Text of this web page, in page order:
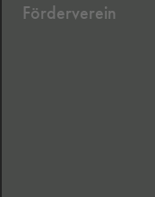
Förderverein